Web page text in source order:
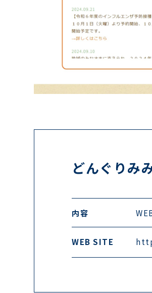
どんぐりみ
内容
WEB SITE